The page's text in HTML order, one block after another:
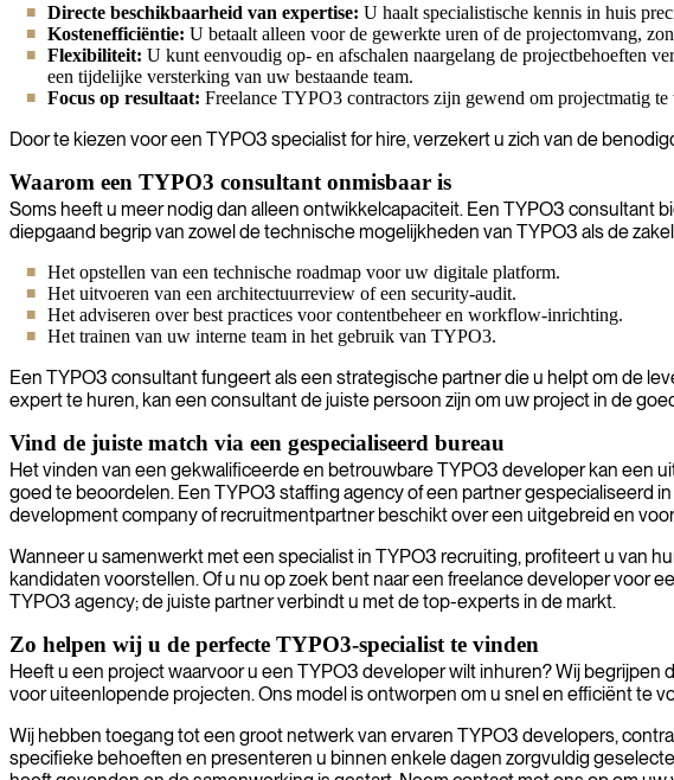
Directe beschikbaarheid van expertise: U haalt specialistische kennis in huis
Kostenefficiëntie: U betaalt alleen voor de gewerkte uren of de projectomvang,
Flexibiliteit: U kunt eenvoudig op- en afschalen naargelang de projectbehoeften
een tijdelijke versterking van uw bestaande team.
Focus op resultaat: Freelance TYPO3 contractors zijn gewend om projectmatig
Door te kiezen voor een TYPO3 specialist for hire, verzekert u zich van de
Waarom een TYPO3 consultant onmisbaar is
Soms heeft u meer nodig dan alleen ontwikkelcapaciteit. Een TYPO3 consultant
diepgaand begrip van zowel de technische mogelijkheden van TYPO3 als de
Het opstellen van een technische roadmap voor uw digitale platform.
Het uitvoeren van een architectuurreview of een security-audit.
Het adviseren over best practices voor contentbeheer en workflow-inrichting.
Het trainen van uw interne team in het gebruik van TYPO3.
Een TYPO3 consultant fungeert als een strategische partner die u helpt om de
expert te huren, kan een consultant de juiste persoon zijn om uw project in de
Vind de juiste match via een gespecialiseerd bureau
Het vinden van een gekwalificeerde en betrouwbare TYPO3 developer kan een
goed te beoordelen. Een TYPO3 staffing agency of een partner gespecialiseerd
development company of recruitmentpartner beschikt over een uitgebreid en
Wanneer u samenwerkt met een specialist in TYPO3 recruiting, profiteert u van
kandidaten voorstellen. Of u nu op zoek bent naar een freelance developer voor
TYPO3 agency; de juiste partner verbindt u met de top-experts in de markt.
Zo helpen wij u de perfecte TYPO3-specialist te vinden
Heeft u een project waarvoor u een TYPO3 developer wilt inhuren? Wij
voor uiteenlopende projecten. Ons model is ontworpen om u snel en efficiënt te
Wij hebben toegang tot een groot netwerk van ervaren TYPO3 developers,
specifieke behoeften en presenteren u binnen enkele dagen zorgvuldig